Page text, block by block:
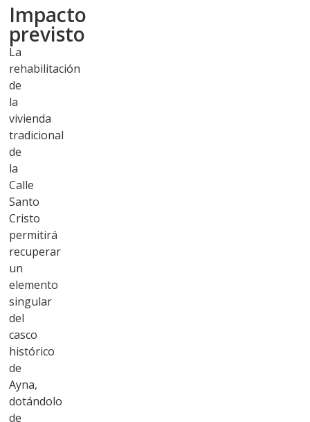
Impacto
previsto
La
rehabilitación
de
la
vivienda
tradicional
de
la
Calle
Santo
Cristo
permitirá
recuperar
un
elemento
singular
del
casco
histórico
de
Ayna,
dotándolo
de